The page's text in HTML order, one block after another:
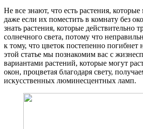
Не все знают, что есть растения,
даже если их поместить в комнату без
знать растения, которые действительно
солнечного света, потому что
к тому, что цветок постепенно погибнет
этой статье мы познакомим вас с
вариантами растений, которые могут
окон, процветая благодаря свету,
искусственных люминесцентных ламп.